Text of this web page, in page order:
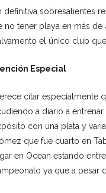
definitiva sobresalientes
no tener playa en más
el único club
Especial
citar especialmente
a diario a
con una plata y
que fue cuarto en
en Ocean estando
ya que a pesar